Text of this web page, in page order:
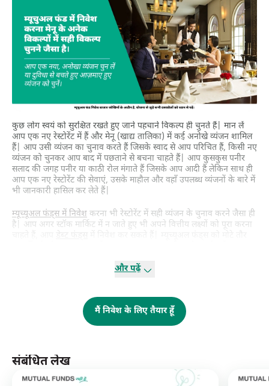
कुछ लोग स्वयं को सुरक्षित रखते हुए जाने पहचाने विकल्प ही चुनते हैं| मान लें
आप एक नए रेस्टोरेंट में हैं और मेनू (खाद्य तालिका) में कई अनोखे व्यंजन शामिल
हैं| आप उसी व्यंजन का चुनाव करते हैं जिसके स्वाद से आप परिचित हैं, किसी नए
व्यंजन को चुनकर आप बाद में पछताने से बचना चाहते हैं| आप कुसकुस पनीर
सलाद की जगह पनीर या काठी रोल मंगाते हैं जिसके आप आदी हैं लेकिन साथ ही
आप एक नए रेस्टोरेंट की सेवाएं, उसके माहौल और वहाँ उपलब्ध व्यंजनों के बारे में
भी जानकारी हासिल कर लेते हैं|
म्यूच्यूअल फंड्स में निवेश करना भी रेस्टोरेंट में सही व्यंजन के चुनाव करने जैसा ही
है| आप अगर स्टॉक मार्किट में न जाते हुए भी अपने वित्तीय लक्ष्यों को पूरा करना
स्टॉक्स में निवेश नहीं चाहते, आप डेब्ट फंड्स के माध्यम से जो बैंकों, सरकारी
निवेश करते हैं, म्यूच्यूअल फंड्स से अर्जित लाभ के हिस्सेदार बन सकते हैं| डेब्ट
फंड्स में निवेश करने से आपके धन की वृद्धि बेहतर होती है क्यों कि इसमें आपको
करों का प्रभाशाली प्रतिफल आपके परम्परागत विकल्पों जैसे बैंक FDs, PPFs,
और पढ़ें
मैं निवेश के लिए तैयार हूँ
संबंधित लेख